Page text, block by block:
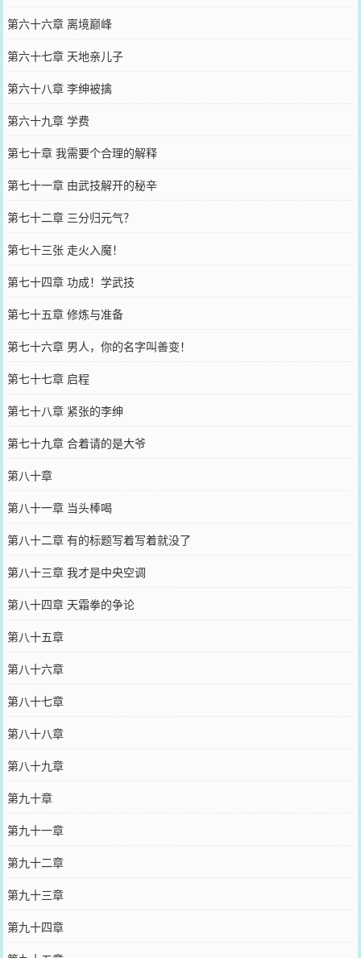
第六十六章 离境巅峰
第六十七章 天地亲儿子
第六十八章 李绅被擒
第六十九章 学费
第七十章 我需要个合理的解释
第七十一章 由武技解开的秘辛
第七十二章 三分归元气？
第七十三张 走火入魔！
第七十四章 功成！学武技
第七十五章 修炼与准备
第七十六章 男人，你的名字叫善变！
第七十七章 启程
第七十八章 紧张的李绅
第七十九章 合着请的是大爷
第八十章
第八十一章 当头棒喝
第八十二章 有的标题写着写着就没了
第八十三章 我才是中央空调
第八十四章 天霜拳的争论
第八十五章
第八十六章
第八十七章
第八十八章
第八十九章
第九十章
第九十一章
第九十二章
第九十三章
第九十四章